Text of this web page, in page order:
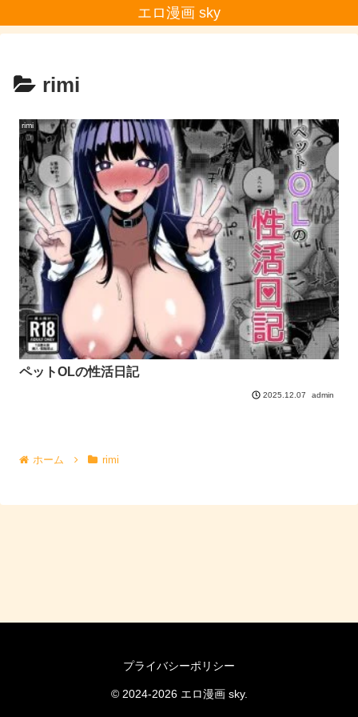
エロ漫画 sky
rimi
rimi
ペットOLの性活日記
2025.12.07 admin
ホーム rimi
プライバシーポリシー
© 2024-2026 エロ漫画 sky.